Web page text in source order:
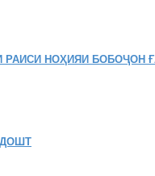
РАИСИ НОҲИЯИ БОБОҶОН